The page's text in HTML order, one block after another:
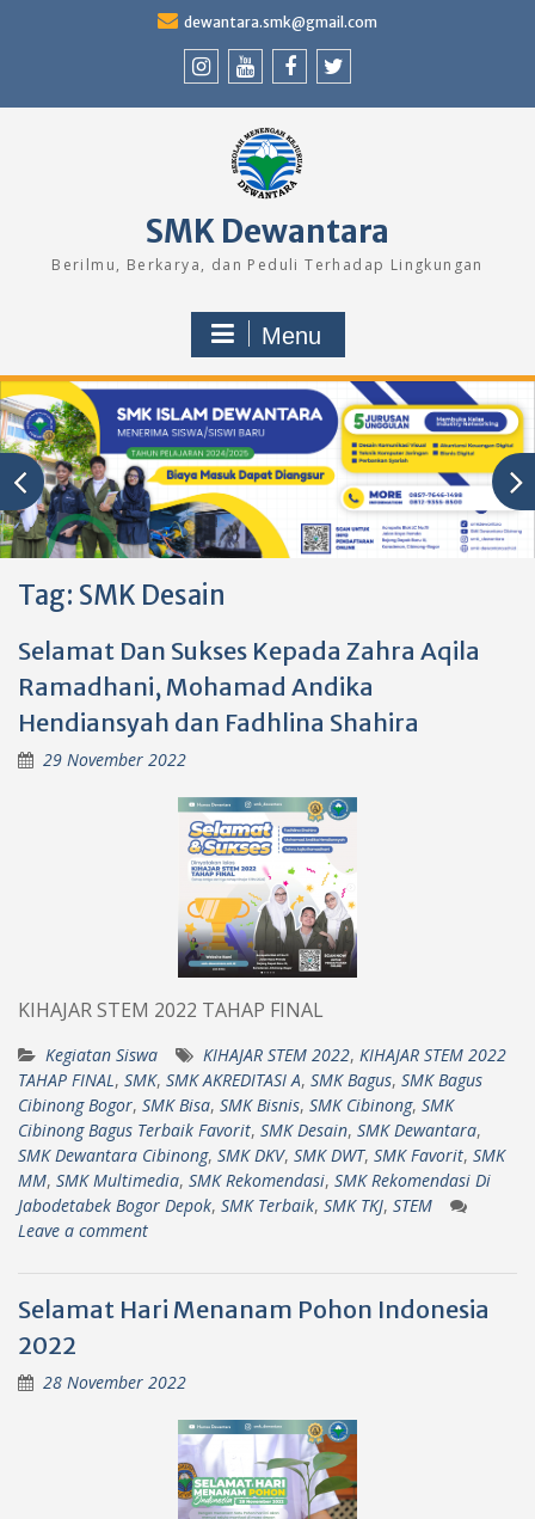
dewantara.smk@gmail.com
SMK Dewantara
Berilmu, Berkarya, dan Peduli Terhadap Lingkungan
Menu
Tag: SMK Desain
Selamat Dan Sukses Kepada Zahra Aqila
Ramadhani, Mohamad Andika
Hendiansyah dan Fadhlina Shahira
29 November 2022
KIHAJAR STEM 2022 TAHAP FINAL
Kegiatan Siswa KIHAJAR STEM 2022, KIHAJAR STEM 2022
TAHAP FINAL , SMK, SMK AKREDITASI A, SMK Bagus, SMK Bagus
Cibinong Bogor, SMK Bisa, SMK Bisnis, SMK Cibinong, SMK
Cibinong Bagus Terbaik Favorit, SMK Desain, SMK Dewantara,
SMK Dewantara Cibinong, SMK DKV, SMK DWT, SMK Favorit, SMK
MM, SMK Multimedia, SMK Rekomendasi, SMK Rekomendasi Di
Jabodetabek Bogor Depok, SMK Terbaik, SMK TKJ, STEM
Leave a comment
Selamat Hari Menanam Pohon Indonesia
2022
28 November 2022